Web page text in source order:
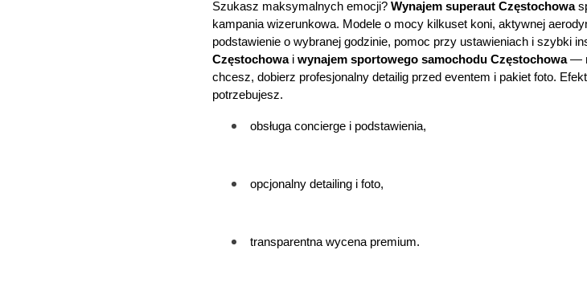
Szukasz maksymalnych emocji? Wynajem superaut Częstochowa
kampania wizerunkowa. Modele o mocy kilkuset koni, aktywnej
podstawienie o wybranej godzinie, pomoc przy ustawieniach i szybki
Częstochowa i wynajem sportowego samochodu Częstochowa —
chcesz, dobierz profesjonalny detailig przed eventem i pakiet foto.
potrzebujesz.
obsługa concierge i podstawienia,
opcjonalny detailing i foto,
transparentna wycena premium.